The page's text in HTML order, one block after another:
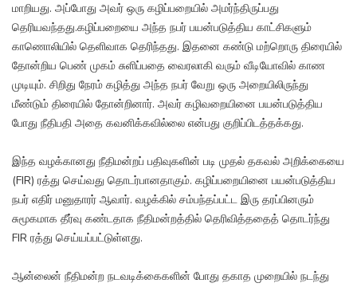
மாறியது. அப்போது அவர் ஒரு கழிப்பறையில் அமர்ந்திருப்பது
தெரியவந்தது.கழிப்பறையை அந்த நபர் பயன்படுத்திய காட்சிகளும்
காணொலியில் தெளிவாக தெரிந்தது. இதனை கண்டு மற்றொரு திரையில்
தோன்றிய பெண் முகம் சுளிப்பதை வைரலாகி வரும் வீடியோவில் காண
முடியும். சிறிது நேரம் கழித்து அந்த நபர் வேறு ஒரு அறையிலிருந்து
மீண்டும் திரையில் தோன்றினார். அவர் கழிவறையினை பயன்படுத்திய
போது நீதிபதி அதை கவனிக்கவில்லை என்பது குறிப்பிடத்தக்கது.
இந்த வழக்கானது நீதிமன்றப் பதிவுகளின் படி முதல் தகவல் அறிக்கையை
(FIR) ரத்து செய்வது தொடர்பானதாகும். கழிப்பறையினை பயன்படுத்திய
நபர் எதிர் மனுதாரர் ஆவார். வழக்கில் சம்பந்தப்பட்ட இரு தரப்பினரும்
சுமூகமாக தீர்வு கண்டதாக நீதிமன்றத்தில் தெரிவித்ததைத் தொடர்ந்து
FIR ரத்து செய்யப்பட்டுள்ளது.
ஆன்லைன் நீதிமன்ற நடவடிக்கைகளின் போது தகாத முறையில் நடந்து